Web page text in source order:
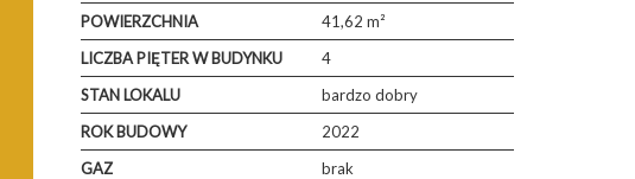
POWIERZCHNIA
41,62 m²
LICZBA PIĘTER W BUDYNKU
4
STAN LOKALU
bardzo dobry
ROK BUDOWY
2022
GAZ
brak